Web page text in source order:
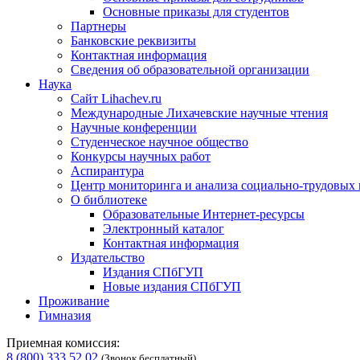
Основные приказы для студентов
Партнеры
Банковские реквизиты
Контактная информация
Сведения об образовательной организации
Наука
Сайт Lihachev.ru
Международные Лихачевские научные чтения
Научные конференции
Студенческое научное общество
Конкурсы научных работ
Аспирантура
Центр мониторинга и анализа социально-трудовых
О библиотеке
Образовательные Интернет-ресурсы
Электронный каталог
Контактная информация
Издательство
Издания СПбГУП
Новые издания СПбГУП
Проживание
Гимназия
Приемная комиссия:
8 (800) 333 52 02